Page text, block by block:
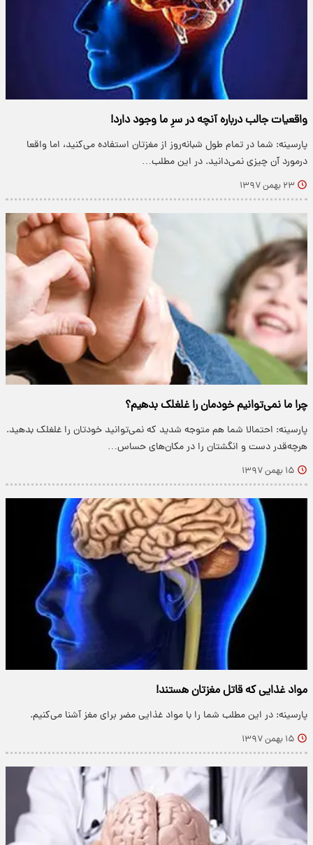
واقعیات جالب درباره آنچه در سرِ ما وجود دارد!
پارسینه: شما در تمام طول شبانه‌روز از مغزتان استفاده می‌کنید، اما واقعا
درمورد آن چیزی نمی‌دانید. در این مطلب…
۲۳ بهمن ۱۳۹۷
چرا ما نمی‌توانیم خودمان را غلغلک بدهیم؟
پارسینه: احتمالا شما هم متوجه شدید که نمی‌توانید خودتان را غلغلک بدهید.
هرچه‌قدر دست و انگشتان را در مکان‌های حساس…
۱۵ بهمن ۱۳۹۷
مواد غذایی که قاتل مغزتان هستند!
پارسینه: در این مطلب شما را با مواد غذایی مضر برای مغز آشنا می‌کنیم.
۱۵ بهمن ۱۳۹۷